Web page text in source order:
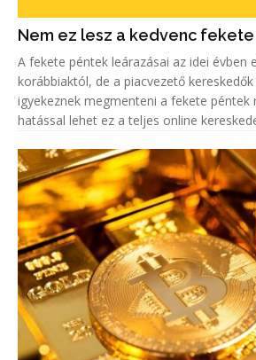
Nem ez lesz a kedvenc
A fekete péntek leárazásai az idei évben
korábbiaktól, de a piacvezető
igyekeznek megmenteni a fekete péntek
hatással lehet ez a teljes online